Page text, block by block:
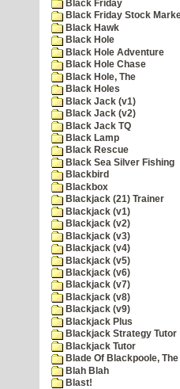
Black Friday
Black Friday Stock
Black Hawk
Black Hole
Black Hole Adventure
Black Hole Chase
Black Hole, The
Black Holes
Black Jack (v1)
Black Jack (v2)
Black Jack TQ
Black Lamp
Black Rescue
Black Sea Silver Fishing
Blackbird
Blackbox
Blackjack (21) Trainer
Blackjack (v1)
Blackjack (v2)
Blackjack (v3)
Blackjack (v4)
Blackjack (v5)
Blackjack (v6)
Blackjack (v7)
Blackjack (v8)
Blackjack (v9)
Blackjack Plus
Blackjack Strategy Tutor
Blackjack Tutor
Blade Of Blackpoole, The
Blah Blah
Blast!